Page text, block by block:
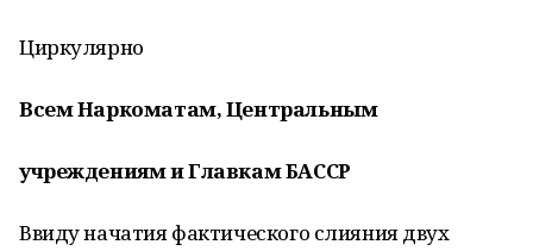
Циркулярно
Всем Наркоматам, Центральным
учреждениям и Главкам БАССР
Ввиду начатия фактического слияния двух